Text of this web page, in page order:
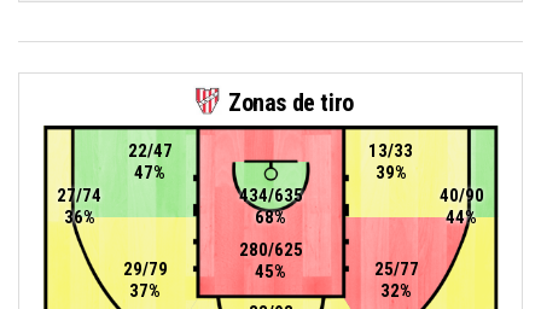
Zonas de tiro
29/79
37%
22/47
47%
25/77
32%
13/33
39%
280/625
45%
434/635
68%
27/74
36%
40/90
44%